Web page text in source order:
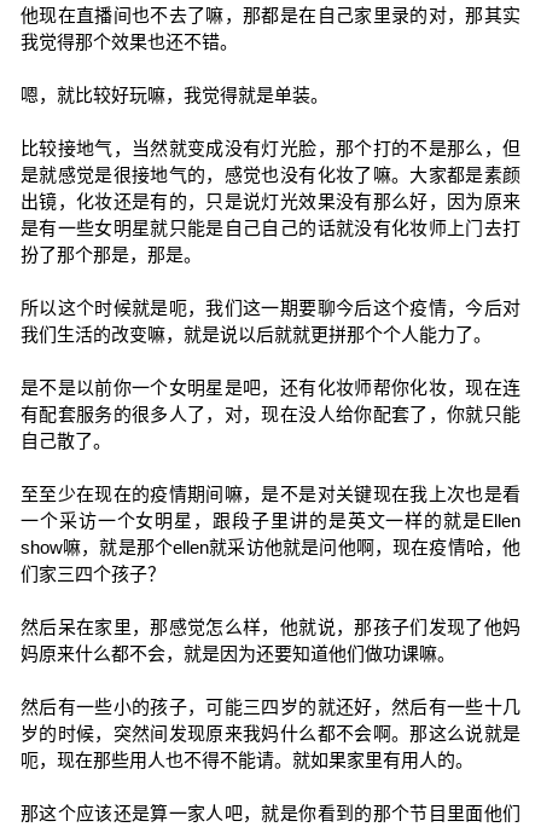
他现在直播间也不去了嘛，那都是在自己家里录的对，那其实
我觉得那个效果也还不错。
嗯，就比较好玩嘛，我觉得就是单装。
比较接地气，当然就变成没有灯光脸，那个打的不是那么，但
是就感觉是很接地气的，感觉也没有化妆了嘛。大家都是素颜
出镜，化妆还是有的，只是说灯光效果没有那么好，因为原来
是有一些女明星就只能是自己自己的话就没有化妆师上门去打
扮了那个那是，那是。
所以这个时候就是呃，我们这一期要聊今后这个疫情，今后对
我们生活的改变嘛，就是说以后就就更拼那个个人能力了。
是不是以前你一个女明星是吧，还有化妆师帮你化妆，现在连
有配套服务的很多人了，对，现在没人给你配套了，你就只能
自己散了。
至至少在现在的疫情期间嘛，是不是对关键现在我上次也是看
一个采访一个女明星，跟段子里讲的是英文一样的就是Ellen
show嘛，就是那个ellen就采访他就是问他啊，现在疫情哈，他
们家三四个孩子？
然后呆在家里，那感觉怎么样，他就说，那孩子们发现了他妈
妈原来什么都不会，就是因为还要知道他们做功课嘛。
然后有一些小的孩子，可能三四岁的就还好，然后有一些十几
岁的时候，突然间发现原来我妈什么都不会啊。那这么说就是
呃，现在那些用人也不得不能请。就如果家里有用人的。
那这个应该还是算一家人吧，就是你看到的那个节目里面他们